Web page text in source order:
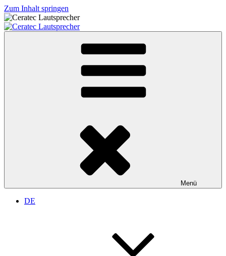
Zum Inhalt springen
Lautsprechermanufaktur
Menü
DE